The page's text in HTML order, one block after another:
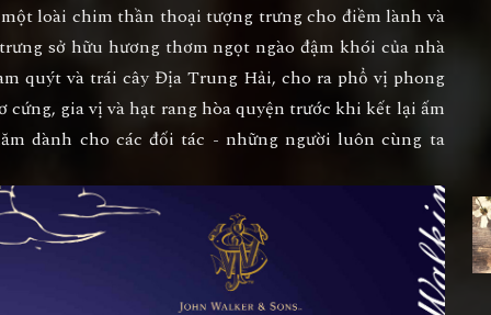
loài chim thần thoại tượng trưng cho điềm lành và
sở hữu hương thơm ngọt ngào đậm khói của nhà
quýt và trái cây Địa Trung Hải, cho ra phổ vị phong
cứng, gia vị và hạt rang hòa quyện trước khi kết lại ấm
dành cho các đối tác - những người luôn cùng ta